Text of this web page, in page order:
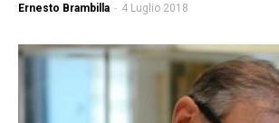
Ernesto Brambilla - 4 Luglio 2018